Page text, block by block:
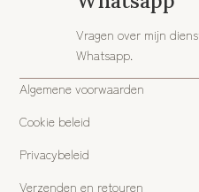
Vragen over mijn
Whatsapp.
Algemene voorwaarden
Cookie beleid
Privacybeleid
Verzenden en retouren